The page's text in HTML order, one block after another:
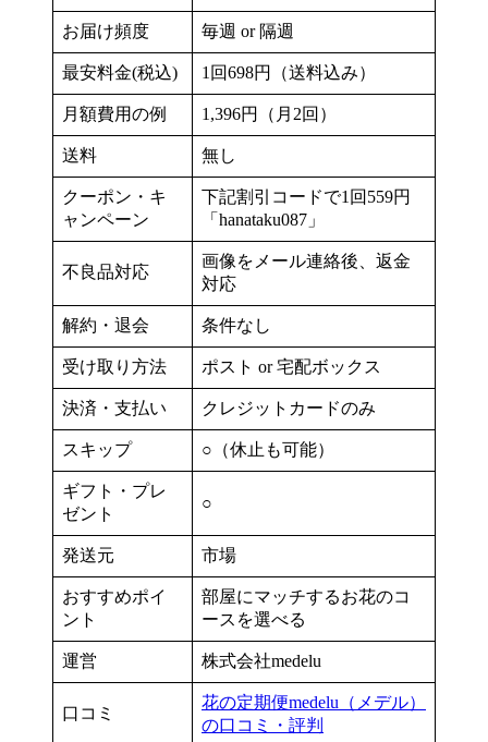
お届け頻度 毎週 or 隔週
最安料金(税込) 1回698円（送料込み）
月額費用の例 1,396円（月2回）
送料 無し
クーポン・キ
ャンペーン
下記割引コードで1回559円
「hanataku087」
不良品対応
画像をメール連絡後、返金
対応
解約・退会 条件なし
受け取り方法 ポスト or 宅配ボックス
決済・支払い クレジットカードのみ
スキップ ○（休止も可能）
ギフト・プレ
ゼント
○
発送元 市場
おすすめポイ
ント
部屋にマッチするお花のコ
ースを選べる
運営 株式会社medelu
口コミ
花の定期便medelu（メデル）
の口コミ・評判